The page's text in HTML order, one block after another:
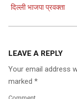
दिल्ली भाजपा प्रवक्ता
LEAVE A REPLY
Your email address
marked *